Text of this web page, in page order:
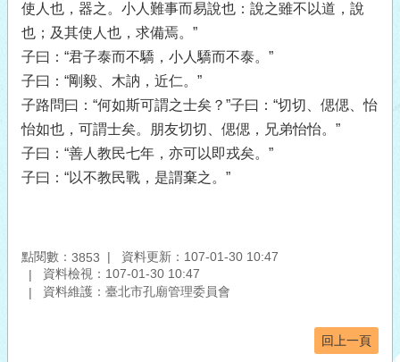
使人也，器之。小人難事而易說也：說之雖不以道，說
也；及其使人也，求備焉。”
子曰：“君子泰而不驕，小人驕而不泰。”
子曰：“剛毅、木訥，近仁。”
子路問曰：“何如斯可謂之士矣？”子曰：“切切、偲偲、怡
怡如也，可謂士矣。朋友切切、偲偲，兄弟怡怡。”
子曰：“善人教民七年，亦可以即戎矣。”
子曰：“以不教民戰，是謂棄之。”
點閱數： 3853
資料更新：107-01-30 10:47
資料檢視：107-01-30 10:47
資料維護：臺北市孔廟管理委員會
回上一頁